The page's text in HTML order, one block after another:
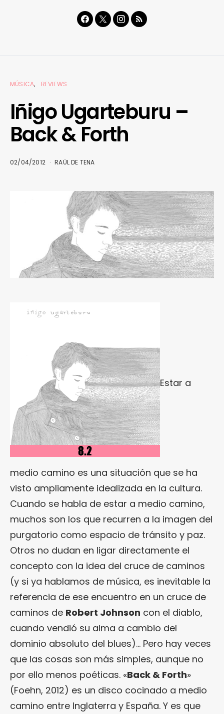
MÚSICA REVIEWS
Iñigo Ugarteburu –
Back & Forth
02/04/2012 RAÜL DE TENA
Estar a
medio camino es una situación que se ha
visto ampliamente idealizada en la cultura.
Cuando se habla de estar a medio camino,
muchos son los que recurren a la imagen del
purgatorio como espacio de tránsito y paz.
Otros no dudan en ligar directamente el
concepto con la idea del cruce de caminos
(y si ya hablamos de música, es inevitable la
referencia de ese encuentro en un cruce de
caminos de Robert Johnson con el diablo,
cuando vendió su alma a cambio del
dominio absoluto del blues)… Pero hay veces
que las cosas son más simples, aunque no
por ello menos poéticas. «Back & Forth»
(Foehn, 2012) es un disco cocinado a medio
camino entre Inglaterra y España. Y es que